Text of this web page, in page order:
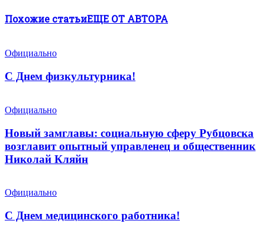
Похожие статьиЕЩЕ ОТ АВТОРА
Официально
С Днем физкультурника!
Официально
Новый замглавы: социальную сферу Рубцовска
возглавит опытный управленец и общественник
Николай Кляйн
Официально
С Днем медицинского работника!